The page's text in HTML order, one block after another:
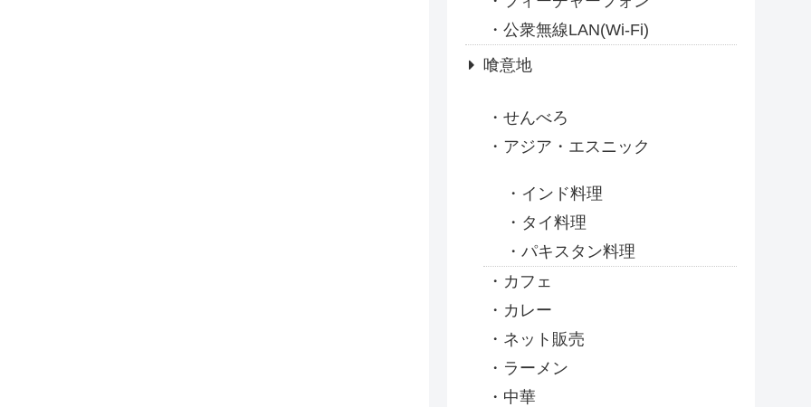
公衆無線LAN(Wi-Fi)
喰意地
せんべろ
アジア・エスニック
インド料理
タイ料理
パキスタン料理
カフェ
カレー
ネット販売
ラーメン
中華